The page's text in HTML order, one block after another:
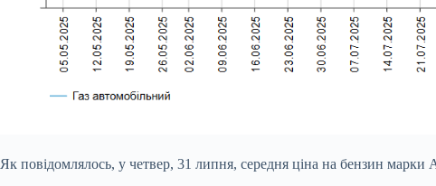
Як повідомлялось, у четвер, 31 липня, середня ціна на бензин